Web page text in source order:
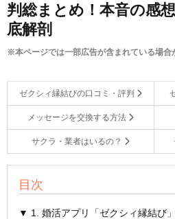
判総まとめ！本音の感
底解剖
※本ページでは一部広告が含まれている場合
ゼクシィ縁結びの口コミ・評判
メッセージを交換する方法
サクラ・業者はいるの？
目次
▼ 1. 婚活アプリ「ゼクシィ縁結び